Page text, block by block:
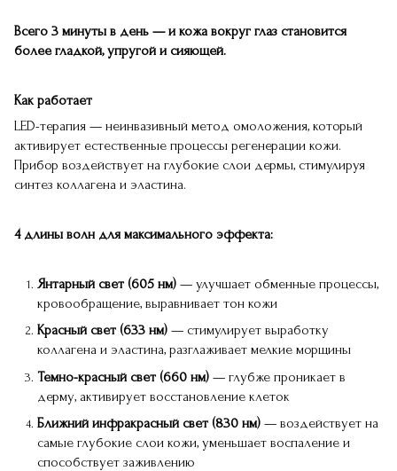
Всего 3 минуты в день — и кожа вокруг глаз становится
более гладкой, упругой и сияющей.
Как работает
LED-терапия — неинвазивный метод омоложения, который
активирует естественные процессы регенерации кожи.
Прибор воздействует на глубокие слои дермы, стимулируя
синтез коллагена и эластина.
4 длины волн для максимального эффекта:
Янтарный свет (605 нм) — улучшает обменные процессы,
кровообращение, выравнивает тон кожи
Красный свет (633 нм) — стимулирует выработку
коллагена и эластина, разглаживает мелкие морщины
Темно-красный свет (660 нм) — глубже проникает в
дерму, активирует восстановление клеток
Ближний инфракрасный свет (830 нм) — воздействует на
самые глубокие слои кожи, уменьшает воспаление и
способствует заживлению